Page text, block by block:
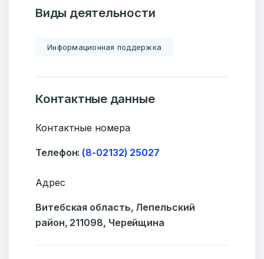
Виды деятельности
Информационная поддержка
Контактные данные
Контактные номера
Телефон: (8-02132) 25027
Адрес
Витебская область, Лепельский
район, 211098, Черейщина